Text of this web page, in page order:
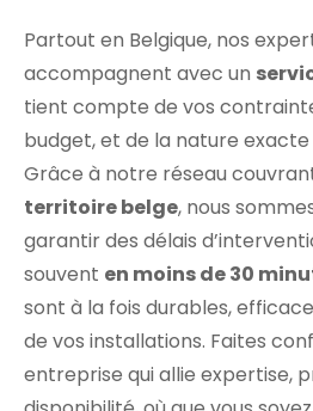
Partout en Belgique, nos
accompagnent avec un
tient compte de vos
budget, et de la nature
Grâce à notre réseau
territoire belge, nous
garantir des délais
souvent en moins de 30
sont à la fois durables,
de vos installations. Faites
entreprise qui allie expertise,